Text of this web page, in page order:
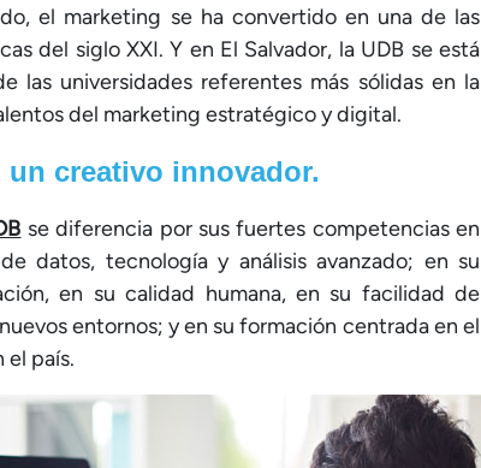
el marketing se ha convertido en una de las
del siglo XXI. Y en El Salvador, la UDB se está
las universidades referentes más sólidas en la
del marketing estratégico y digital.
creativo innovador.
se diferencia por sus fuertes competencias en
datos, tecnología y análisis avanzado; en su
en su calidad humana, en su facilidad de
entornos; y en su formación centrada en el
el país.